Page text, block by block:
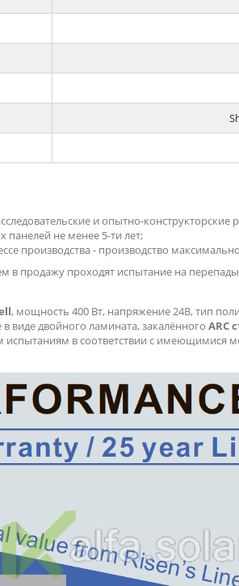
и опытно-конструкторские
панелей не менее 5-ти лет;
производства - производство
в продажу проходят испытание на
, мощность 400 Вт, напряжение 24В, тип
виде двойного ламината, закалённого ARC
испытаниям в соответствии с имеющимися